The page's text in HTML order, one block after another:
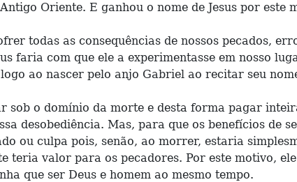
Oriente. E ganhou o nome de Jesus por este
todas as consequências de nossos pecados,
faria com que ele a experimentasse em nosso
ao nascer pelo anjo Gabriel ao recitar seu nome
o domínio da morte e desta forma pagar
desobediência. Mas, para que os benefícios de
ou culpa pois, senão, ao morrer, estaria
teria valor para os pecadores. Por este motivo,
que ser Deus e homem ao mesmo tempo.